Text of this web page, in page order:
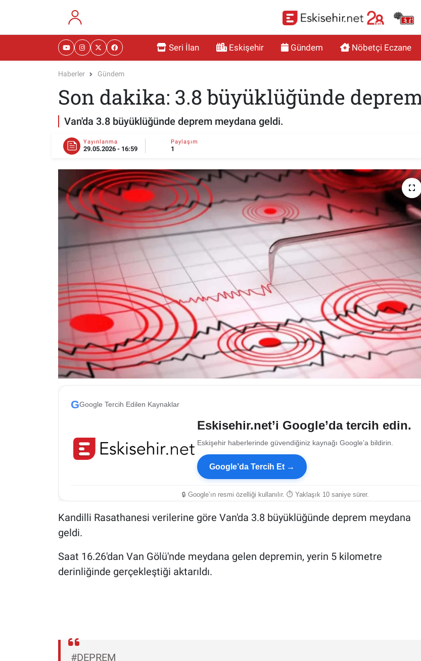
Seri İlan Eskişehir Gündem Nöbetçi Eczane
Haberler Gündem
Son dakika: 3.8 büyüklüğünde
Van'da 3.8 büyüklüğünde deprem meydana geldi.
Yayınlanma
29.05.2026 - 16:59
Paylaşım
1
GGoogle Tercih Edilen Kaynaklar
Eskisehir.net’i Google’da tercih edin.
Eskişehir haberlerinde güvendiğiniz kaynağı Google’a bildirin.
Google’da Tercih Et →
🔒 Google’ın resmi özelliği kullanılır. ⏱ Yaklaşık 10 saniye sürer.
Kandilli Rasathanesi verilerine göre Van'da 3.8 büyüklüğünde deprem meydana
geldi.
Saat 16.26'dan Van Gölü'nde meydana gelen depremin, yerin 5 kilometre
derinliğinde gerçekleştiği aktarıldı.
#DEPREM
RESMİ İLANLAR
SAĞLIK
MAGAZİN
TEKNOLOJİ
ESKİŞEHİR NÖBETÇİ ECZANELER
Eskişehir Haber İçerikleri
Eskişehir Hava Durumu
Eskişehir Tramvay Saatleri
Eskişehir Otobüs Saatleri
Eskişehir Nöbetçi Eczaneler
Eskişehir Namaz Vakitleri
Eskişehir Trafik Yoğunluk Haritası
Süper Lig Puan Durumu ve Fikstür
Tüm Manşetler
Son Dakika Haberleri
Haber Arşivi